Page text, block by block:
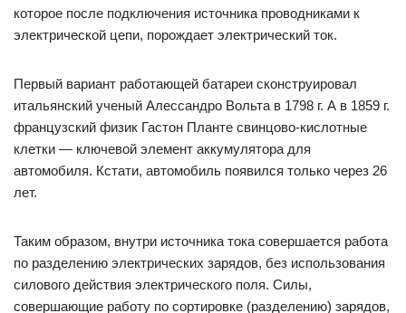
которое после подключения источника проводниками к
электрической цепи, порождает электрический ток.
Первый вариант работающей батареи сконструировал
итальянский ученый Алессандро Вольта в 1798 г. А в 1859 г.
французский физик Гастон Планте свинцово-кислотные
клетки — ключевой элемент аккумулятора для
автомобиля. Кстати, автомобиль появился только через 26
лет.
Таким образом, внутри источника тока совершается работа
по разделению электрических зарядов, без использования
силового действия электрического поля. Силы,
совершающие работу по сортировке (разделению) зарядов,